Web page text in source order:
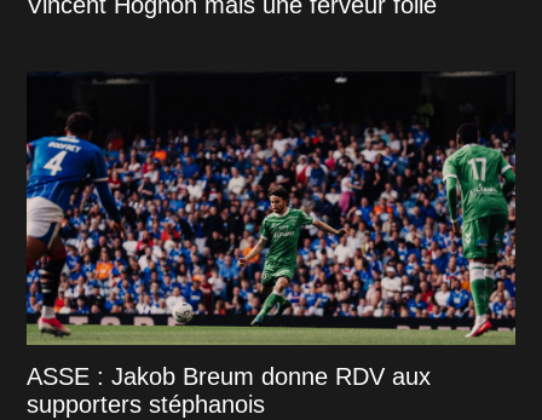
Vincent Hognon mais une ferveur folle
ASSE : Jakob Breum donne RDV aux
supporters stéphanois